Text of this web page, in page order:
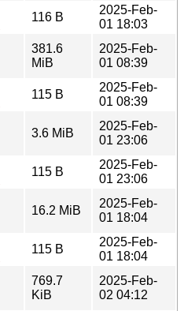
116 B
2025-Feb-
01 18:03
381.6
MiB
2025-Feb-
01 08:39
115 B
2025-Feb-
01 08:39
3.6 MiB
2025-Feb-
01 23:06
115 B
2025-Feb-
01 23:06
16.2 MiB
2025-Feb-
01 18:04
115 B
2025-Feb-
01 18:04
769.7
KiB
2025-Feb-
02 04:12